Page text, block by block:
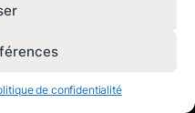
de confidentialité